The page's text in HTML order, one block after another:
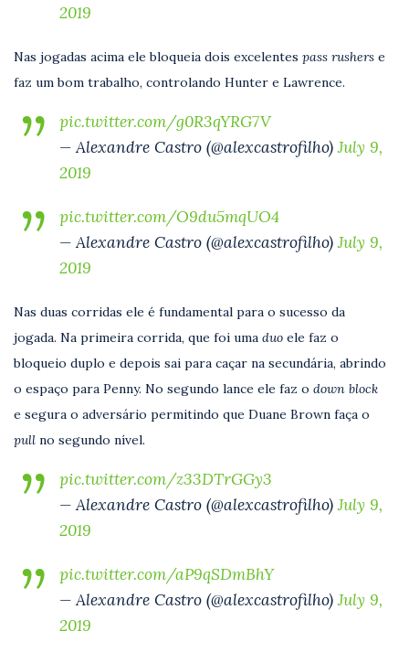
2019
Nas jogadas acima ele bloqueia dois excelentes pass rushers e
faz um bom trabalho, controlando Hunter e Lawrence.
pic.twitter.com/g0R3qYRG7V
— Alexandre Castro (@alexcastrofilho)July 9,
2019
pic.twitter.com/O9du5mqUO4
— Alexandre Castro (@alexcastrofilho)July 9,
2019
Nas duas corridas ele é fundamental para o sucesso da
jogada. Na primeira corrida, que foi uma duo ele faz o
bloqueio duplo e depois sai para caçar na secundária, abrindo
o espaço para Penny. No segundo lance ele faz o down block
e segura o adversário permitindo que Duane Brown faça o
pull no segundo nível.
pic.twitter.com/z33DTrGGy3
— Alexandre Castro (@alexcastrofilho)July 9,
2019
pic.twitter.com/aP9qSDmBhY
— Alexandre Castro (@alexcastrofilho)July 9,
2019